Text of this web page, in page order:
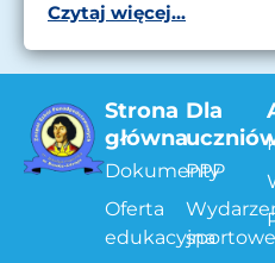
Czytaj więcej...
Strona
główna
Dokumenty
Oferta
edukacyjna
Dla
PPP
sportowe